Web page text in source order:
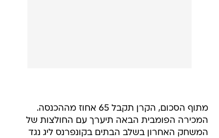
מתוף הסכום, הקרן תקבל 65 אחוז מההכנסה.
המכירה הפומבית הבאה תיערך עם החולצות של
המשחק האחרון בשלב הבתים בקונפרנס ליג נגד